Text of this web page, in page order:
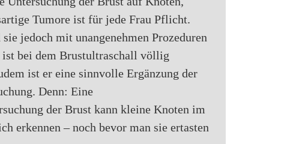
Tumore ist für jede Frau Pflicht.
jedoch mit unangenehmen Prozeduren
ist bei dem Brustultraschall völlig
ist er eine sinnvolle Ergänzung der
Denn: Eine
der Brust kann kleine Knoten im
erkennen – noch bevor man sie ertasten